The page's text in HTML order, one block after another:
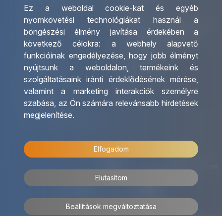
Ez a weboldal cookie-kat és egyéb
nyomkövetési technológiákat használ a
böngészési élmény javítása érdekében a
következő célokra: a webhely alapvető
funkcióinak engedélyezése, hogy jobb élményt
nyújtsunk a weboldalon,termékeink és
szolgáltatásaink iránti érdeklődésének mérése,
valamint a marketing interakciók személyre
szabása, az Ön számára relevánsabb hirdetések
megjelenítése.
Elfogadom
Elutasítom
Beállítások megváltoztatása
Csoportos utazások
szervezése
Egyéni utak szervezése
Hajóutak
Üzleti utaztatás
Nemzetközi tanár és
diákigazolványok
Letölthető katalógusunk
Ajándékutalvány
OTP Travel kedvezmények
Irodáink
Utazásszervező partnereink
Viszonteladó Partnereink
Partnereinknek
Utazási kérdőív
Impresszum
© 2026 OTP Travel Minden jog fenntartva